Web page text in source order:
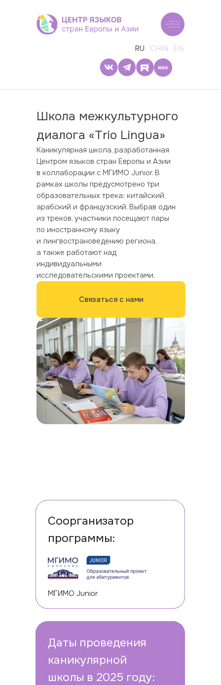
RU CHIN EN
Школа межкультурного
диалога «Trio Lingua»
Каникулярная школа, разработанная
Центром языков стран Европы и Азии
в коллаборации с МГИМО Junior. В
рамках школы предусмотрено три
образовательных трека: китайский,
арабский и французский. Выбрав один
из треков, участники посещают пары
по иностранному языку
и лингвострановедению региона,
а также работают над
индивидуальными
исследовательскими проектами.
Связаться с нами
Соорганизатор
программы:
МГИМО Junior
Даты проведения
каникулярной
школы в 2025 году: